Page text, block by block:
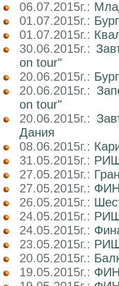
06.07.2015г.:
01.07.2015г.:
01.07.2015г.:
30.06.2015г.:
on tour"
20.06.2015г.:
20.06.2015г.:
on tour"
20.06.2015г.:
Дания
08.06.2015г.:
31.05.2015г.:
27.05.2015г.:
27.05.2015г.:
26.05.2015г.:
24.05.2015г.: РИШ
24.05.2015г.:
23.05.2015г.: РИШ
20.05.2015г.:
19.05.2015г.: